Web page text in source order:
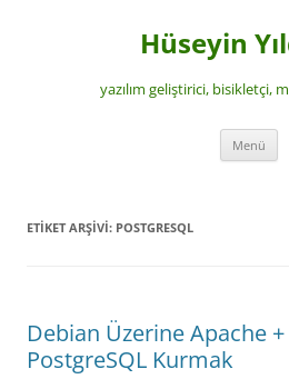
Hüseyin
yazılım geliştirici, bisikletçi,
Menü
ETIKET ARŞIVI: POSTGRESQL
Debian Üzerine Apache +
PostgreSQL Kurmak